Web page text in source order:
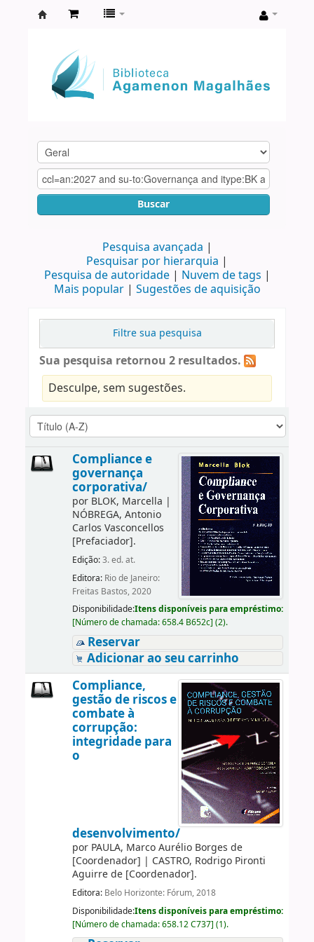
Agamenon
Magalhães
Buscar
Pesquisa avançada
Pesquisar por hierarquia
Pesquisa de autoridade
Nuvem de tags
Mais popular
Sugestões de aquisição
Filtre sua pesquisa
Sua pesquisa retornou 2 resultados.
Desculpe, sem sugestões.
Compliance e
governança
corporativa/
por BLOK, Marcella |
NÓBREGA, Antonio
Carlos Vasconcellos
[Prefaciador].
Edição:3. ed. at.
Editora: Rio de Janeiro:
Freitas Bastos, 2020
Disponibilidade:Itens disponíveis para empréstimo:
[Número de chamada:658.4 B652c] (2).
Reservar
Adicionar ao seu carrinho
Compliance,
gestão de riscos e
combate à
corrupção:
integridade para
o
desenvolvimento/
por PAULA, Marco Aurélio Borges de
[Coordenador] | CASTRO, Rodrigo Pironti
Aguirre de[Coordenador].
Editora: Belo Horizonte: Fórum, 2018
Disponibilidade:Itens disponíveis para empréstimo:
[Número de chamada:658.12 C737] (1).